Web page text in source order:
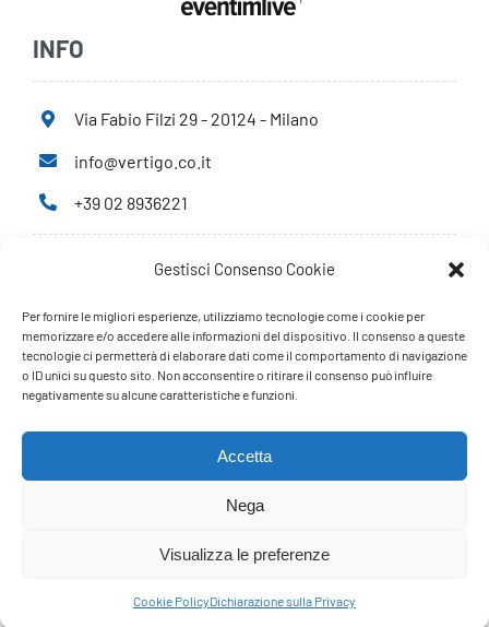
Gestisci Consenso Cookie
Per fornire le migliori esperienze, utilizziamo tecnologie come i cookie per
memorizzare e/o accedere alle informazioni del dispositivo. Il consenso a queste
tecnologie ci permetterà di elaborare dati come il comportamento di navigazione
o ID unici su questo sito. Non acconsentire o ritirare il consenso può influire
negativamente su alcune caratteristiche e funzioni.
Accetta
Nega
Visualizza le preferenze
Cookie PolicyDichiarazione sulla Privacy
INFO
Via Fabio Filzi 29 - 20124 - Milano
info@vertigo.co.it
+39 02 8936221
Privacy Policy
Cookie Policy
PARTNERS